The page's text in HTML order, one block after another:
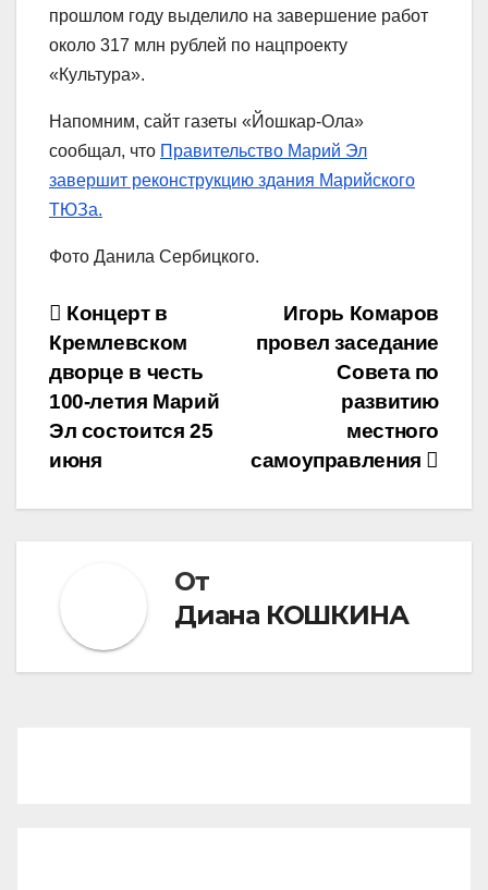
прошлом году выделило на завершение работ
около 317 млн рублей по нацпроекту
«Культура».
Напомним, сайт газеты «Йошкар-Ола»
сообщал, что Правительство Марий Эл
завершит реконструкцию здания Марийского
ТЮЗа.
Фото Данила Сербицкого.
Навигация
по
записям
Игорь Комаров
провел заседание
Совета по
развитию
местного
самоуправления
Концерт в
Кремлевском
дворце в честь
100-летия Марий
Эл состоится 25
июня
От
Диана КОШКИНА